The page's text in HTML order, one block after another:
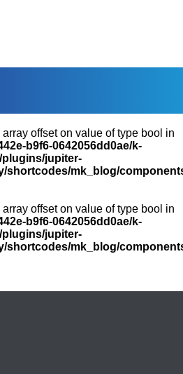
offset on value of type bool in
b9f6-0642056dd0ae/k-
jupiter-
shortcodes/mk_blog/
offset on value of type bool in
b9f6-0642056dd0ae/k-
jupiter-
shortcodes/mk_blog/